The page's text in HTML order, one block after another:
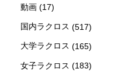
動画 (17)
国内ラクロス (517)
大学ラクロス (165)
女子ラクロス (183)